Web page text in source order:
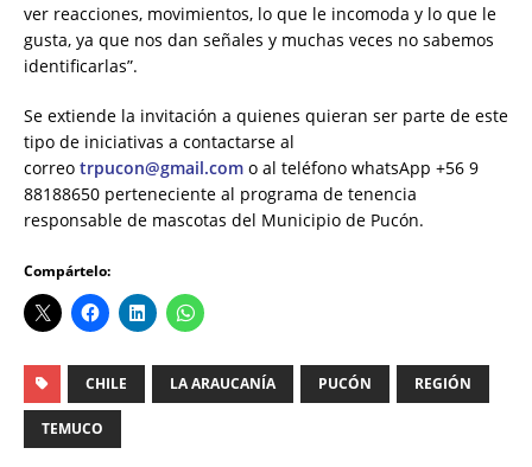
ver reacciones, movimientos, lo que le incomoda y lo que le
gusta, ya que nos dan señales y muchas veces no sabemos
identificarlas”.
Se extiende la invitación a quienes quieran ser parte de este
tipo de iniciativas a contactarse al
correo trpucon@gmail.com o al teléfono whatsApp +56 9
88188650 perteneciente al programa de tenencia
responsable de mascotas del Municipio de Pucón.
Compártelo:
CHILE LA ARAUCANÍA PUCÓN REGIÓN
TEMUCO